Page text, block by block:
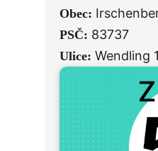
Obec:
PSČ: 83737
Ulice: Wendling